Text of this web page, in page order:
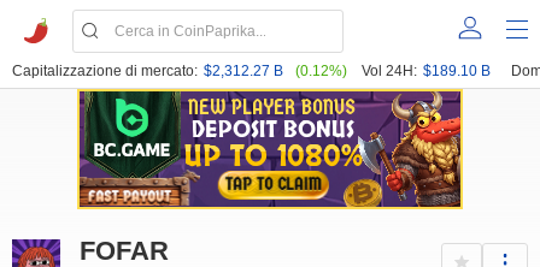
Capitalizzazione di mercato: $2,312.27 B (0.12%) Vol 24H: $189.10 B
FOFAR